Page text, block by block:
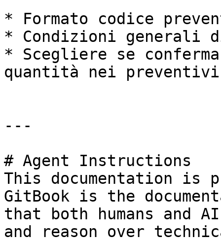
* Formato codice
* Condizioni generali
* Scegliere se
quantità nei preventivi
---
# Agent Instructions
This documentation is
GitBook is the
that both humans and
and reason over